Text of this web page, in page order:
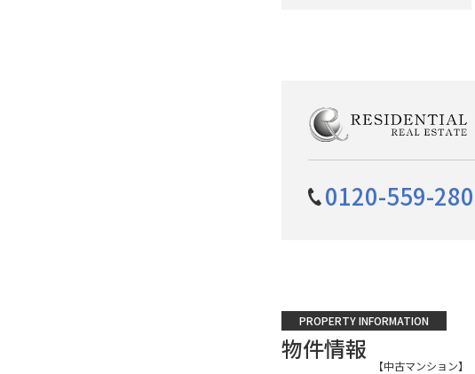
0120-559-280
PROPERTY INFORMATION
物件情報
【中古マンション】